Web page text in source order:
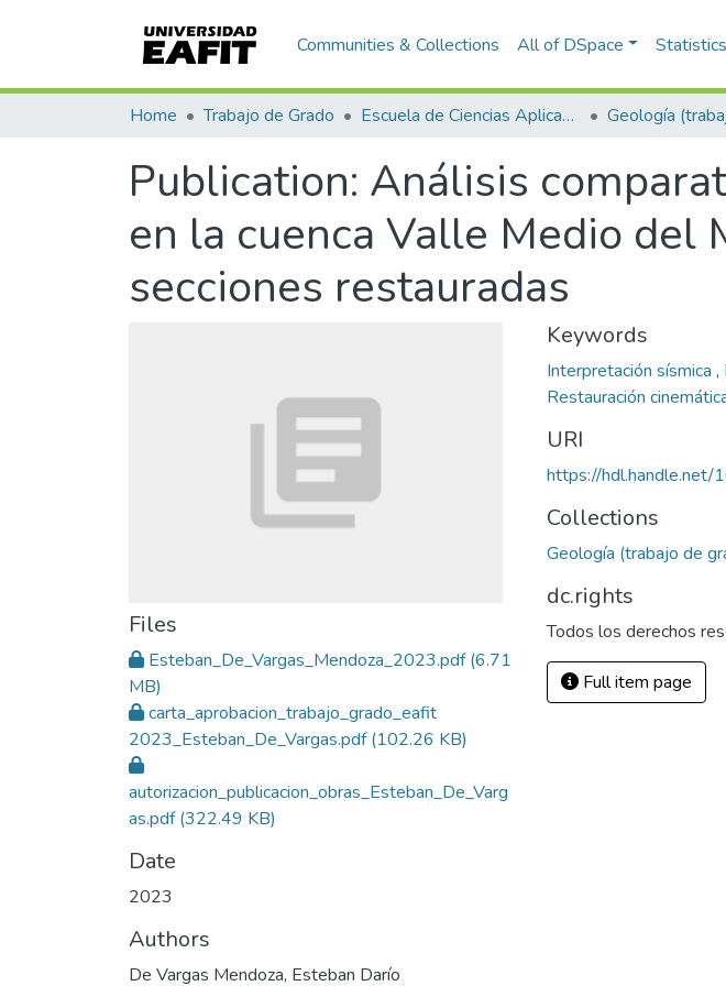
Communities & Collections All of DSpace Statistics
Home Trabajo de Grado Escuela de Ciencias Aplicadas e Ingeniería Geología
Publication: Análisis
en la cuenca Valle Medio del
secciones restauradas
Files
Esteban_De_Vargas_Mendoza_2023.pdf(6.71
MB)
carta_aprobacion_trabajo_grado_eafit
2023_Esteban_De_Vargas.pdf(102.26 KB)
autorizacion_publicacion_obras_Esteban_De_Varg
as.pdf(322.49 KB)
Date
2023
Authors
De Vargas Mendoza, Esteban Darío
Keywords
Interpretación sísmica ,
Restauración
URI
https://
Collections
Geología (trabajo de
dc.rights
Todos los derechos
Full item page